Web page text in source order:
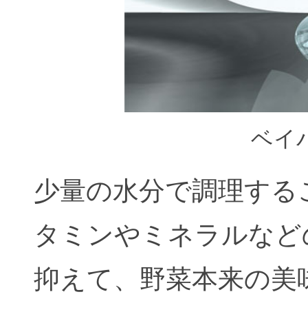
ベイ
少量の水分で調理す
タミンやミネラルな
抑えて、野菜本来の